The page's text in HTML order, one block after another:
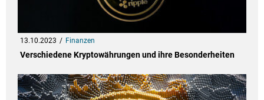
13.10.2023 Finanzen
Verschiedene Kryptowährungen und ihre Besonderheiten